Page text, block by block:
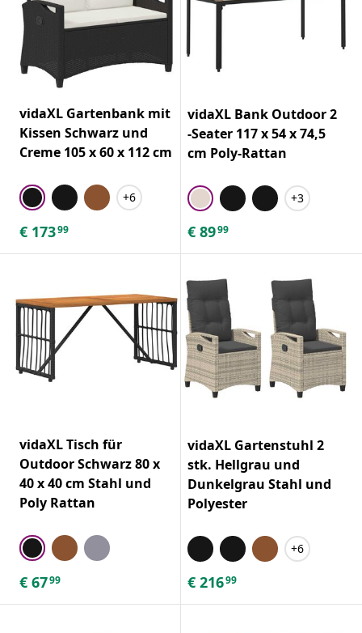
vidaXL Gartenbank mit
Kissen Schwarz und
Creme 105 x 60 x 112 cm
+6
€ 17399
vidaXL Bank Outdoor 2
-Seater 117 x 54 x 74,5
cm Poly-Rattan
+3
€ 8999
vidaXL Tisch für
Outdoor Schwarz 80 x
40 x 40 cm Stahl und
Poly Rattan
€ 6799
vidaXL Gartenstuhl 2
stk. Hellgrau und
Dunkelgrau Stahl und
Polyester
+6
€ 21699